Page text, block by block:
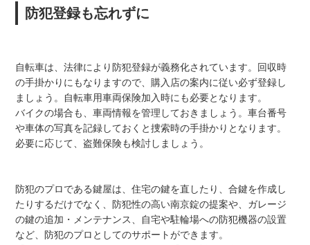
防犯登録も忘れずに
自転車は、法律により防犯登録が義務化されています。回収時
の手掛かりにもなりますので、購入店の案内に従い必ず登録し
ましょう。自転車用車両保険加入時にも必要となります。
バイクの場合も、車両情報を管理しておきましょう。車台番号
や車体の写真を記録しておくと捜索時の手掛かりとなります。
必要に応じて、盗難保険も検討しましょう。
防犯のプロである鍵屋は、住宅の鍵を直したり、合鍵を作成し
たりするだけでなく、防犯性の高い南京錠の提案や、ガレージ
の鍵の追加・メンテナンス、自宅や駐輪場への防犯機器の設置
など、防犯のプロとしてのサポートができます。